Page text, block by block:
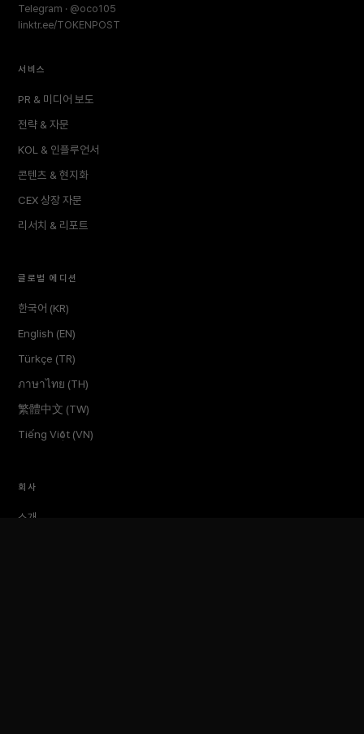
Telegram · @oco105
linktr.ee/TOKENPOST
서비스
PR & 미디어 보도
전략 & 자문
KOL & 인플루언서
콘텐츠 & 현지화
CEX 상장 자문
리서치 & 리포트
글로벌 에디션
한국어 (KR)
English (EN)
Türkçe (TR)
ภาษาไทย (TH)
繁體中文 (TW)
Tiếng Việt (VN)
회사
소개